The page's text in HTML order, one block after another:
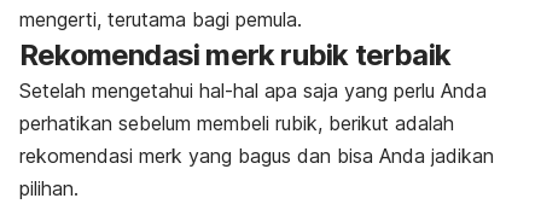
mengerti, terutama bagi pemula.
Rekomendasi merk rubik terbaik
Setelah mengetahui hal-hal apa saja yang perlu Anda
perhatikan sebelum membeli rubik, berikut adalah
rekomendasi merk yang bagus dan bisa Anda jadikan
pilihan.